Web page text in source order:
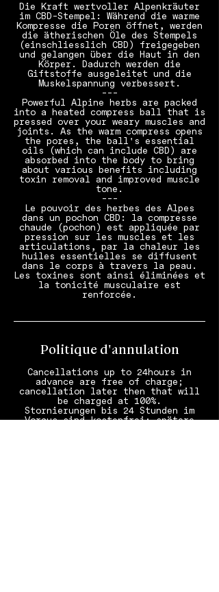
Die Kraft wertvoller Alpenkräuter
im CBD-Stempel: Während die warme
Kompresse die Poren öffnet, werden
die ätherischen Öle des Stempels
(einschliesslich CBD) freigegeben
und gelangen über die Haut in den
Körper. Dadurch werden die
Giftstoffe ausgeleitet und die
Muskelspannung verbessert.
---
Powerful Alpine herbs are packed
into a heated compress ball that is
pressed over your weary muscles and
joints. As the warm compress opens
the pores, the ball's essential
oils (which can include CBD) are
absorbed into the body to bring
about various benefits including
toxin removal and improved muscle
tone.
---
Le pouvoir des herbes des Alpes
dans un pochon CBD: la compresse
chaude (pochon) est appliquée par
pression sur les muscles et les
articulations, par la chaleur les
huiles essentielles se diffusent
dans le corps à travers la peau.
Les toxines sont ainsi éliminées et
la tonicité musculaire est
renforcée.
Politique d'annulation
Cancellations up to 24hours in
advance are free of charge;
cancellation later then that will
be charged at 100%.
Stornierungen bis 24 Stunden im
Voraus sind kostenfrei; spätere